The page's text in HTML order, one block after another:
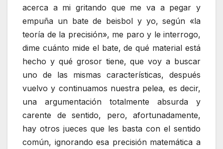
acerca a mi gritando que me va a pegar y
empuña un bate de beisbol y yo, según «la
teoría de la precisión», me paro y le interrogo,
dime cuánto mide el bate, de qué material está
hecho y qué grosor tiene, que voy a buscar
uno de las mismas características, después
vuelvo y continuamos nuestra pelea, es decir,
una argumentación totalmente absurda y
carente de sentido, pero, afortunadamente,
hay otros jueces que les basta con el sentido
común, ignorando esa precisión matemática a